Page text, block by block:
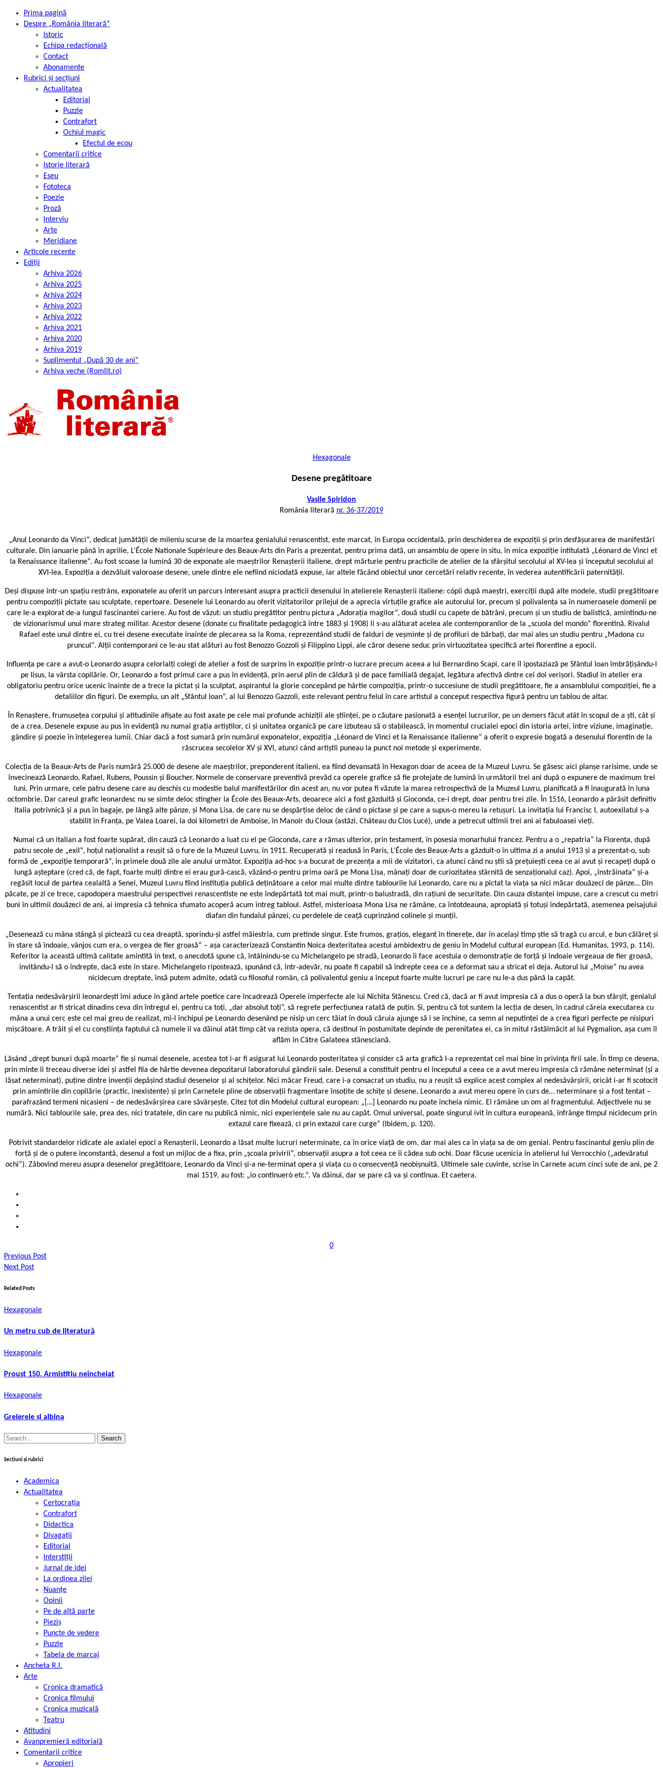
Prima pagină
Despre „România literară”
Istoric
Echipa redacțională
Contact
Abonamente
Rubrici și secțiuni
Actualitatea
Editorial
Puzzle
Contrafort
Ochiul magic
Efectul de ecou
Comentarii critice
Istorie literară
Eseu
Fototeca
Poezie
Proză
Interviu
Arte
Meridiane
Articole recente
Ediții
Arhiva 2026
Arhiva 2025
Arhiva 2024
Arhiva 2023
Arhiva 2022
Arhiva 2021
Arhiva 2020
Arhiva 2019
Suplimentul „După 30 de ani”
Arhiva veche (Romlit.ro)
Hexagonale
Desene pregătitoare
Vasile Spiridon
România literară nr. 36-37/2019
„Anul Leonardo da Vinci“, dedicat jumătății de mileniu scurse de la moartea genialului renascentist, este marcat, în Europa occidentală, prin deschiderea de expoziții și prin desfășurarea de manifestări
culturale. Din ianuarie până în aprilie, L’École Nationale Supérieure des Beaux-Arts din Paris a prezentat, pentru prima dată, un ansamblu de opere in situ, în mica expoziție intitulată „Léonard de Vinci et
la Renaissance italienne“. Au fost scoase la lumină 30 de exponate ale maeștrilor Renașterii italiene, drept mărturie pentru practicile de atelier de la sfârșitul secolului al XV-lea și începutul secolului al
XVI-lea. Expoziția a dezvăluit valoroase desene, unele dintre ele nefiind niciodată expuse, iar altele făcând obiectul unor cercetări relativ recente, în vederea autentificării paternității.
Deși dispuse într-un spațiu restrâns, exponatele au oferit un parcurs interesant asupra practicii desenului în atelierele Renașterii italiene: cópii după maeștri, exerciții după alte modele, studii pregătitoare
pentru compoziții pictate sau sculptate, repertoare. Desenele lui Leonardo au oferit vizitatorilor prilejul de a aprecia virtuțile grafice ale autorului lor, precum și polivalența sa în numeroasele domenii pe
care le-a explorat de-a lungul fascinantei cariere. Au fost de văzut: un studiu pregătitor pentru pictura „Adorația magilor“, două studii cu capete de bătrâni, precum și un studiu de balistică, amintindu-ne
de vizionarismul unui mare strateg militar. Acestor desene (donate cu finalitate pedagogică între 1883 și 1908) li s-au alăturat acelea ale contemporanilor de la „scuola del mondo“ florentină. Rivalul
Rafael este unul dintre ei, cu trei desene executate înainte de plecarea sa la Roma, reprezentând studii de falduri de veșminte și de profiluri de bărbați, dar mai ales un studiu pentru „Madona cu
pruncul“. Alții contemporani ce le-au stat alături au fost Benozzo Gozzoli și Filippino Lippi, ale căror desene seduc prin virtuozitatea specifică artei florentine a epocii.
Influența pe care a avut-o Leonardo asupra celorlalți colegi de atelier a fost de surprins în expoziție printr-o lucrare precum aceea a lui Bernardino Scapi, care îl ipostaziază pe Sfântul Ioan îmbrățișându-l
pe Iisus, la vârsta copilărie. Or, Leonardo a fost primul care a pus în evidență, prin aerul plin de căldură și de pace familială degajat, legătura afectivă dintre cei doi verișori. Stadiul în atelier era
obligatoriu pentru orice ucenic înainte de a trece la pictat și la sculptat, aspirantul la glorie concepând pe hârtie compoziția, printr-o succesiune de studii pregătitoare, fie a ansamblului compoziției, fie a
detaliilor din figuri. De exemplu, un alt „Sfântul Ioan“, al lui Benozzo Gazzoli, este relevant pentru felul în care artistul a conceput respectiva figură pentru un tablou de altar.
În Renaștere, frumusețea corpului și atitudinile afișate au fost axate pe cele mai profunde achiziții ale științei, pe o căutare pasionată a esenței lucrurilor, pe un demers făcut atât în scopul de a ști, cât și
de a crea. Desenele expuse au pus în evidență nu numai grația artiștilor, ci și unitatea organică pe care izbuteau să o stabilească, în momentul crucialei epoci din istoria artei, între viziune, imaginație,
gândire și poezie în înțelegerea lumii. Chiar dacă a fost sumară prin numărul exponatelor, expoziția „Léonard de Vinci et la Renaissance italienne“ a oferit o expresie bogată a desenului florentin de la
răscrucea secolelor XV și XVI, atunci când artiștii puneau la punct noi metode și experimente.
Colecția de la Beaux-Arts de Paris numără 25.000 de desene ale maeștrilor, preponderent italieni, ea fiind devansată în Hexagon doar de aceea de la Muzeul Luvru. Se găsesc aici planșe rarisime, unde se
învecinează Leonardo, Rafael, Rubens, Poussin și Boucher. Normele de conservare preventivă prevăd ca operele grafice să fie protejate de lumină în următorii trei ani după o expunere de maximum trei
luni. Prin urmare, cele patru desene care au deschis cu modestie balul manifestărilor din acest an, nu vor putea fi văzute la marea retrospectivă de la Muzeul Luvru, planificată a fi inaugurată în luna
octombrie. Dar careul grafic leonardesc nu se simte deloc stingher la École des Beaux-Arts, deoarece aici a fost găzduită și Gioconda, ce-i drept, doar pentru trei zile. În 1516, Leonardo a părăsit definitiv
Italia potrivnică și a pus în bagaje, pe lângă alte pânze, și Mona Lisa, de care nu se despărțise deloc de când o pictase și pe care a supus-o mereu la retușuri. La invitația lui Francisc I, autoexilatul s-a
stabilit în Franța, pe Valea Loarei, la doi kilometri de Amboise, în Manoir du Cloux (astăzi, Château du Clos Lucé), unde a petrecut ultimii trei ani ai fabuloasei vieți.
Numai că un italian a fost foarte supărat, din cauză că Leonardo a luat cu el pe Gioconda, care a rămas ulterior, prin testament, în posesia monarhului francez. Pentru a o „repatria“ la Florența, după
patru secole de „exil“, hoțul naționalist a reușit să o fure de la Muzeul Luvru, în 1911. Recuperată și readusă în Paris, L’École des Beaux-Arts a găzduit-o în ultima zi a anului 1913 și a prezentat-o, sub
formă de „expoziție temporară“, în primele două zile ale anului următor. Expoziția ad-hoc s-a bucurat de prezența a mii de vizitatori, ca atunci când nu știi să prețuiești ceea ce ai avut și recapeți după o
lungă așteptare (cred că, de fapt, foarte mulți dintre ei erau gură-cască, văzând-o pentru prima oară pe Mona Lisa, mânați doar de curiozitatea stârnită de senzaționalul caz). Apoi, „înstrăinata“ și-a
regăsit locul de partea cealaltă a Senei, Muzeul Luvru fiind instituția publică deținătoare a celor mai multe dintre tablourile lui Leonardo, care nu a pictat la viața sa nici măcar douăzeci de pânze… Din
păcate, pe zi ce trece, capodopera maestrului perspectivei renascentiste ne este îndepărtată tot mai mult, printr-o balustradă, din rațiuni de securitate. Din cauza distanței impuse, care a crescut cu metri
buni în ultimii douăzeci de ani, ai impresia că tehnica sfumato acoperă acum întreg tabloul. Astfel, misterioasa Mona Lisa ne rămâne, ca întotdeauna, apropiată și totuși îndepărtată, asemenea peisajului
diafan din fundalul pânzei, cu perdelele de ceață cuprinzând colinele și munții.
„Desenează cu mâna stângă și pictează cu cea dreaptă, sporindu-și astfel măiestria, cum pretinde singur. Este frumos, grațios, elegant în tinerețe, dar în acelaşi timp știe să tragă cu arcul, e bun călăreț și
în stare să îndoaie, vânjos cum era, o vergea de fier groasă“ – așa caracterizează Constantin Noica dexteritatea acestui ambidextru de geniu în Modelul cultural european (Ed. Humanitas, 1993, p. 114).
Referitor la această ultimă calitate amintită în text, o anecdotă spune că, întâlnindu-se cu Michelangelo pe stradă, Leonardo îi face acestuia o demonstrație de forță și îndoaie vergeaua de fier groasă,
invitându-l să o îndrepte, dacă este în stare. Michelangelo ripostează, spunând că, într-adevăr, nu poate fi capabil să îndrepte ceea ce a deformat sau a stricat el deja. Autorul lui „Moise“ nu avea
nicidecum dreptate, însă putem admite, odată cu filosoful român, că polivalentul geniu a început foarte multe lucruri pe care nu le-a dus până la capăt.
Tentația nedesăvârșirii leonardești îmi aduce în gând artele poetice care încadrează Operele imperfecte ale lui Nichita Stănescu. Cred că, dacă ar fi avut impresia că a dus o operă la bun sfârșit, genialul
renascentist ar fi stricat dinadins ceva din întregul ei, pentru ca toți, „dar absolut toți”, să regrete perfecțiunea ratată de puțin. Și, pentru că tot suntem la lecția de desen, în cadrul căreia executarea cu
mâna a unui cerc este cel mai greu de realizat, mi-l închipui pe Leonardo desenând pe nisip un cerc tăiat în două căruia ajunge să i se închine, ca semn al neputinței de a crea figuri perfecte pe nisipuri
mișcătoare. A trăit și el cu conștiința faptului că numele îi va dăinui atât timp cât va rezista opera, că destinul în postumitate depinde de perenitatea ei, ca în mitul răstălmăcit al lui Pygmalion, așa cum îl
aflăm în Către Galateea stănesciană.
Lăsând „drept bunuri după moarte“ fie și numai desenele, acestea tot i-ar fi asigurat lui Leonardo posteritatea și consider că arta grafică l-a reprezentat cel mai bine în privința firii sale. În timp ce desena,
prin minte îi treceau diverse idei și astfel fila de hârtie devenea depozitarul laboratorului gândirii sale. Desenul a constituit pentru el începutul a ceea ce a avut mereu impresia că rămâne neterminat (și a
lăsat neterminat), puține dintre invenții depășind stadiul desenelor și al schițelor. Nici măcar Freud, care i-a consacrat un studiu, nu a reușit să explice acest complex al nedesăvârșirii, oricât i-ar fi scotocit
prin amintirile din copilărie (practic, inexistente) și prin Carnetele pline de observații fragmentare însoțite de schițe și desene. Leonardo a avut mereu opere în curs de… neterminare și a fost tentat –
parafrazând termeni nicasieni – de nedesăvârșirea care săvârșește. Citez tot din Modelul cultural european: „[…] Leonardo nu poate încheia nimic. El rămâne un om al fragmentului. Adjectivele nu se
numără. Nici tablourile sale, prea des, nici tratatele, din care nu publică nimic, nici experienţele sale nu au capăt. Omul universal, poate singurul ivit în cultura europeană, înfrânge timpul nicidecum prin
extazul care fixează, ci prin extazul care curge“ (Ibidem, p. 120).
Potrivit standardelor ridicate ale axialei epoci a Renașterii, Leonardo a lăsat multe lucruri neterminate, ca în orice viață de om, dar mai ales ca în viața sa de om genial. Pentru fascinantul geniu plin de
forță și de o putere inconstantă, desenul a fost un mijloc de a fixa, prin „școala privirii“, observații asupra a tot ceea ce îi cădea sub ochi. Doar făcuse ucenicia în atelierul lui Verrocchio („adevăratul
ochi“). Zăbovind mereu asupra desenelor pregătitoare, Leonardo da Vinci și-a ne-terminat opera și viața cu o consecvență neobișnuită. Ultimele sale cuvinte, scrise în Carnete acum cinci sute de ani, pe 2
mai 1519, au fost: „io continuerò etc.“. Va dăinui, dar se pare că va și continua. Et caetera.
0
Previous Post
Next Post
Related Posts
Hexagonale
Un metru cub de literatură
Hexagonale
Proust 150. Armistițiu neîncheiat
Hexagonale
Greierele și albina
Search
Secțiuni și rubrici
Academica
Actualitatea
Certocrația
Contrafort
Didactica
Divagații
Editorial
Interstiții
Jurnal de idei
La ordinea zilei
Nuanțe
Opinii
Pe de altă parte
Pieziș
Puncte de vedere
Puzzle
Tabela de marcaj
Ancheta R.l.
Arte
Cronica dramatică
Cronica filmului
Cronica muzicală
Teatru
Atitudini
Avanpremieră editorială
Comentarii critice
Apropieri